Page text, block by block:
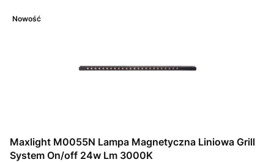
Nowość
Maxlight M0055N Lampa Magnetyczna Liniowa Grill
System On/off 24w Lm 3000K